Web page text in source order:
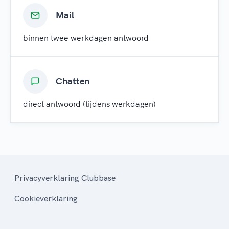
Mail
binnen twee werkdagen antwoord
Chatten
direct antwoord (tijdens werkdagen)
Privacyverklaring Clubbase
Cookieverklaring